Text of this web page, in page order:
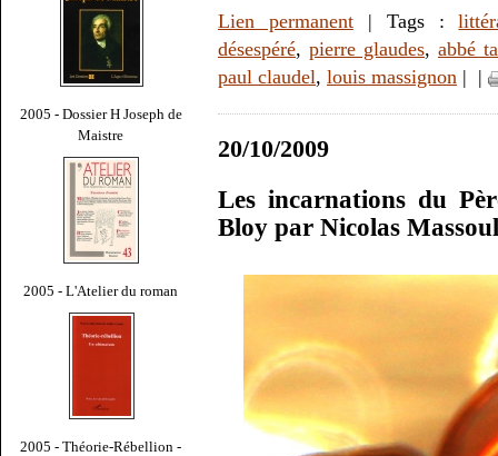
2005 - Dossier H Joseph de
Maistre
2005 - L'Atelier du roman
2005 - Théorie-Rébellion -
Lien permanent| Tags :
désespéré, pierre glaudes, abbé
paul claudel, louis massignon | |
20/10/2009
Les incarnations du
Bloy par Nicolas